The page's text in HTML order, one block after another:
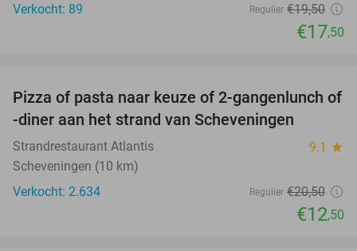
Verkocht: 89
Regulier €19,50
€17,50
39%
Pizza of pasta naar keuze of 2-gangenlunch of
-diner aan het strand van Scheveningen
Strandrestaurant Atlantis 9.1 star
Scheveningen (10 km)
Verkocht: 2.634
Regulier €20,50
€12,50